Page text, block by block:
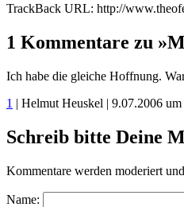
TrackBack URL: http://
1 Kommentare zu
Ich habe die gleiche Hoffnung.
1 | Helmut Heuskel | 9.07.2006
Schreib bitte Deine
Kommentare werden moderiert
Name: